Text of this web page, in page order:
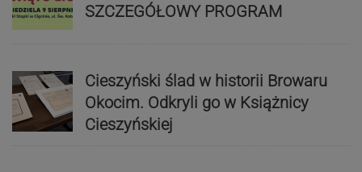
SZCZEGÓŁOWY PROGRAM
Cieszyński ślad w historii Browaru
Okocim. Odkryli go w Książnicy
Cieszyńskiej